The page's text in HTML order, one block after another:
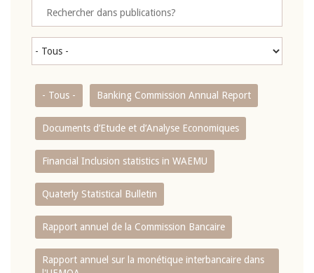
- Tous - Banking Commission Annual Report
Documents d’Etude et d’Analyse Economiques
Financial Inclusion statistics in WAEMU
Quaterly Statistical Bulletin
Rapport annuel de la Commission Bancaire
Rapport annuel sur la monétique interbancaire dans